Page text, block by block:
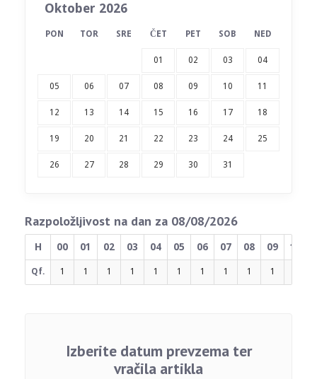
Oktober 2026
PON TOR SRE ČET PET SOB NED
01 02 03 04
05 06 07 08 09 10 11
12 13 14 15 16 17 18
19 20 21 22 23 24 25
26 27 28 29 30 31
Razpoložljivost na dan za 08/08/2026
H 00 01 02 03 04 05 06 07 08 09 10
Qf. 1 1 1 1 1 1 1 1 1 1
Izberite datum prevzema ter
vračila artikla